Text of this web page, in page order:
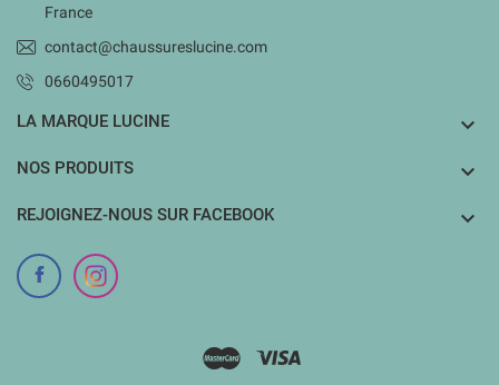
France
contact@chaussureslucine.com
0660495017
LA MARQUE LUCINE 
NOS PRODUITS 
REJOIGNEZ-NOUS SUR FACEBOOK 